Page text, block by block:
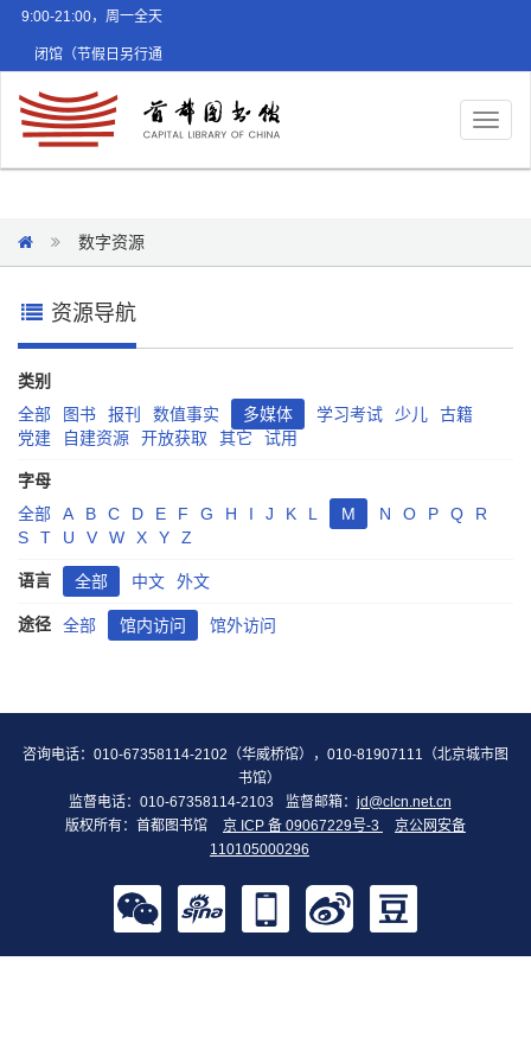
9:00-21:00，周一全天
闭馆（节假日另行通
数字资源
资源导航
类别
全部
图书 报刊 数值事实 多媒体 学习考试 少儿
古籍
党建
自建资源 开放获取 其它 试用
字母
全部
A B C D E F G H I J K L M N O P Q
R
S
T U V W X Y Z
语言 全部 中文 外文
途径 全部 馆内访问 馆外访问
咨询电话：010-67358114-2102（华威桥馆），010-81907111（北京城市图
书馆）
监督电话：010-67358114-2103
监督邮箱： jd@clcn.net.cn
版权所有：首都图书馆
京 ICP 备 09067229号-3
京公网安备
110105000296